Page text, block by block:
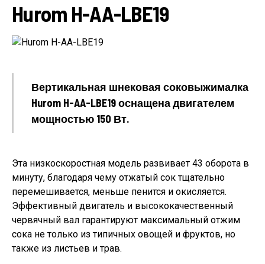
Hurom H-AA-LBE19
Вертикальная шнековая соковыжималка
Hurom H-AA-LBE19 оснащена двигателем
мощностью 150 Вт.
Эта низкоскоростная модель развивает 43 оборота в
минуту, благодаря чему отжатый сок тщательно
перемешивается, меньше пенится и окисляется.
Эффективный двигатель и высококачественный
червячный вал гарантируют максимальный отжим
сока не только из типичных овощей и фруктов, но
также из листьев и трав.